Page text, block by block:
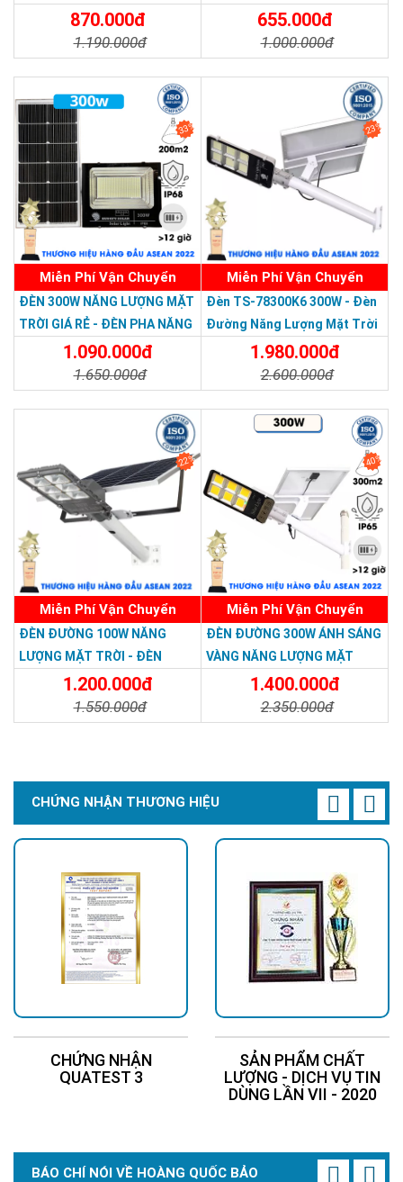
Thương hiệu dẫn đầu Việt Nam 2023
Nước Giá Rẻ870.000đ
1.190.000đ
655.000đ
1.000.000đ
33%
Miễn Phí Vận Chuyển
ĐÈN 300W NĂNG LƯỢNG MẶT
TRỜI GIÁ RẺ - ĐÈN PHA NĂNG
LƯỢNG MẶT TRỜI 300W MẪU
1.090.000đ
1.650.000đ
23%
Miễn Phí Vận Chuyển
Đèn TS-78300K6 300W - Đèn
Đường Năng Lượng Mặt Trời
300W TS-78300K6 - Solar
Light 300W
1.980.000đ
2.600.000đ
22%
Miễn Phí Vận Chuyển
ĐÈN ĐƯỜNG 100W NĂNG
LƯỢNG MẶT TRỜI - ĐÈN
ĐƯỜNG NĂNG LƯỢNG MẶT
TRỜI 100W GIÁ RẺ - Solar
Light 100W
1.200.000đ
1.550.000đ
40%
Miễn Phí Vận Chuyển
ĐÈN ĐƯỜNG 300W ÁNH SÁNG
VÀNG NĂNG LƯỢNG MẶT
TRỜI - Solar Light 300W
1.400.000đ
2.350.000đ
CHỨNG NHẬN THƯƠNG HIỆU
CHỨNG NHẬN
QUATEST 3
SẢN PHẨM CHẤT
LƯỢNG - DỊCH VỤ TIN
DÙNG LẦN VII - 2020
BÁO CHÍ NÓI VỀ HOÀNG QUỐC BẢO